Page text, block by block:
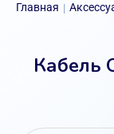
Главная |
Кабель